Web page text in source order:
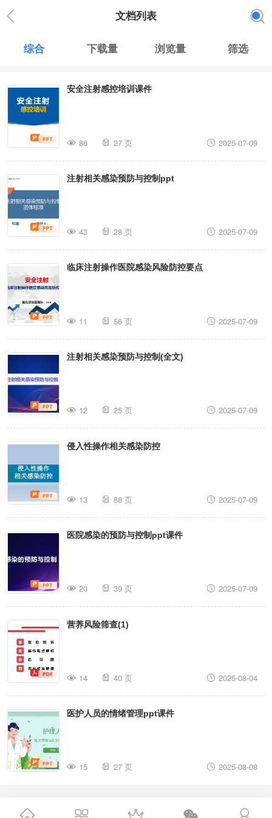
文档列表
综合 下载量 浏览量 筛选
安全注射感控培训课件
86 27 页 2025-07-09
注射相关感染预防与控制ppt
43 28 页 2025-07-09
临床注射操作医院感染风险防控要点
11 56 页 2025-07-09
注射相关感染预防与控制(全文)
12 25 页 2025-07-09
侵入性操作相关感染防控
13 88 页 2025-07-09
医院感染的预防与控制ppt课件
20 39 页 2025-07-09
营养风险筛查(1)
14 40 页 2025-08-04
医护人员的情绪管理ppt课件
15 27 页 2025-08-08